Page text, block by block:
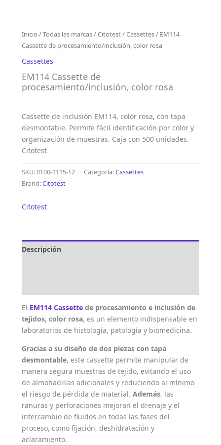
Inicio /Todas las marcas/Citotest/Cassettes/ EM114
Cassette de procesamiento/inclusión, color rosa
Cassettes
EM114 Cassette de
procesamiento/inclusión, color rosa
Cassette de inclusión EM114, color rosa, con tapa
desmontable. Permite fácil identificación por color y
organización de muestras. Caja con 500 unidades.
Citotest
SKU:0100-1115-12 Categoría:Cassettes
Brand:Citotest
Citotest
Descripción
El EM114 Cassette de procesamiento e inclusión de
tejidos, color rosa, es un elemento indispensable en
laboratorios de histología, patología y biomedicina.
Gracias a su diseño de dos piezas con tapa
desmontable, este cassette permite manipular de
manera segura muestras de tejido, evitando el uso
de almohadillas adicionales y reduciendo al mínimo
el riesgo de pérdida de material. Además, las
ranuras y perforaciones mejoran el drenaje y el
intercambio de fluidos en todas las fases del
proceso, como fijación, deshidratación y
aclaramiento.